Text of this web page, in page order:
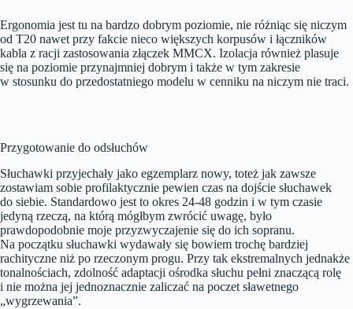
Ergonomia jest tu na bardzo dobrym poziomie, nie różniąc się niczym
od T20 nawet przy fakcie nieco większych korpusów i łączników
kabla z racji zastosowania złączek MMCX. Izolacja również plasuje
się na poziomie przynajmniej dobrym i także w tym zakresie
w stosunku do przedostatniego modelu w cenniku na niczym nie traci.
Przygotowanie do odsłuchów
Słuchawki przyjechały jako egzemplarz nowy, toteż jak zawsze
zostawiam sobie profilaktycznie pewien czas na dojście słuchawek
do siebie. Standardowo jest to okres 24-48 godzin i w tym czasie
jedyną rzeczą, na którą mógłbym zwrócić uwagę, było
prawdopodobnie moje przyzwyczajenie się do ich sopranu.
Na początku słuchawki wydawały się bowiem trochę bardziej
rachityczne niż po rzeczonym progu. Przy tak ekstremalnych jednakże
tonalnościach, zdolność adaptacji ośrodka słuchu pełni znaczącą rolę
i nie można jej jednoznacznie zaliczać na poczet sławetnego
„wygrzewania”.